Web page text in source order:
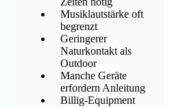
Musiklautstärke oft
begrenzt
Geringerer
Naturkontakt als
Outdoor
Manche Geräte
erfordern Anleitung
Billig-Equipment